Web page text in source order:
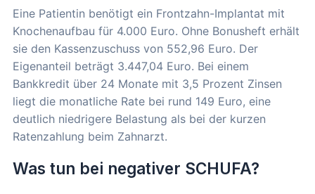
Eine Patientin benötigt ein Frontzahn-Implantat mit
Knochenaufbau für 4.000 Euro. Ohne Bonusheft erhält
sie den Kassenzuschuss von 552,96 Euro. Der
Eigenanteil beträgt 3.447,04 Euro. Bei einem
Bankkredit über 24 Monate mit 3,5 Prozent Zinsen
liegt die monatliche Rate bei rund 149 Euro, eine
deutlich niedrigere Belastung als bei der kurzen
Ratenzahlung beim Zahnarzt.
Was tun bei negativer SCHUFA?